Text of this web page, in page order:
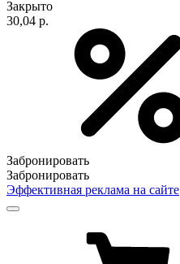
Закрыто
30,04 р.
Забронировать
Забронировать
Эффективная реклама на сайте